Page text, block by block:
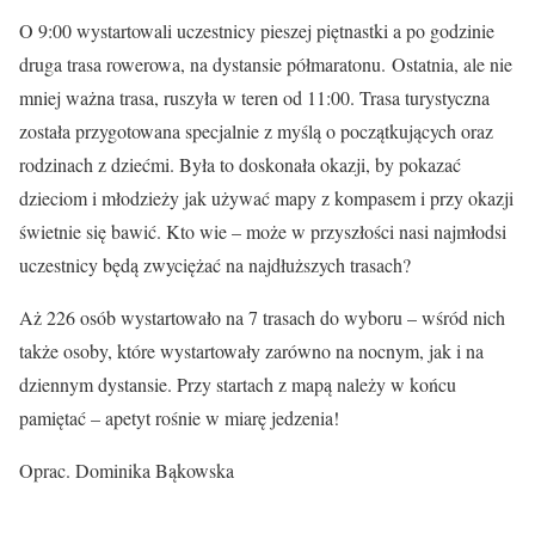
O 9:00 wystartowali uczestnicy pieszej piętnastki a po godzinie
druga trasa rowerowa, na dystansie półmaratonu. Ostatnia, ale nie
mniej ważna trasa, ruszyła w teren od 11:00. Trasa turystyczna
została przygotowana specjalnie z myślą o początkujących oraz
rodzinach z dziećmi. Była to doskonała okazji, by pokazać
dzieciom i młodzieży jak używać mapy z kompasem i przy okazji
świetnie się bawić. Kto wie – może w przyszłości nasi najmłodsi
uczestnicy będą zwyciężać na najdłuższych trasach?
Aż 226 osób wystartowało na 7 trasach do wyboru – wśród nich
także osoby, które wystartowały zarówno na nocnym, jak i na
dziennym dystansie. Przy startach z mapą należy w końcu
pamiętać – apetyt rośnie w miarę jedzenia!
Oprac. Dominika Bąkowska